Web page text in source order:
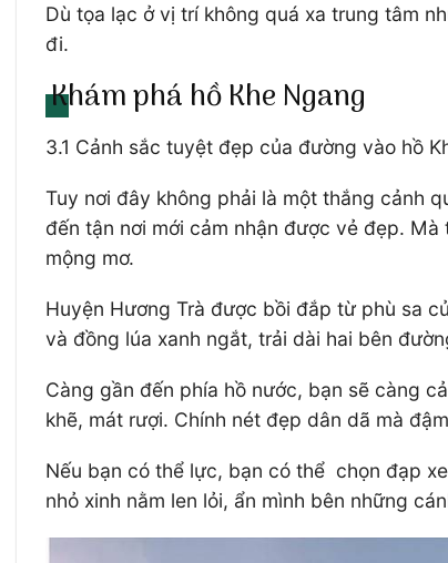
Dù tọa lạc ở vị trí không quá xa trung tâm
đi.
Khám phá hồ Khe Ngang
3.1 Cảnh sắc tuyệt đẹp của đường vào hồ
Tuy nơi đây không phải là một thắng cảnh
đến tận nơi mới cảm nhận được vẻ đẹp.
mộng mơ.
Huyện Hương Trà được bồi đắp từ phù sa
và đồng lúa xanh ngắt, trải dài hai bên
Càng gần đến phía hồ nước, bạn sẽ càng
khẽ, mát rượi. Chính nét đẹp dân dã mà
Nếu bạn có thể lực, bạn có thể chọn đạp
nhỏ xinh nằm len lỏi, ẩn mình bên những